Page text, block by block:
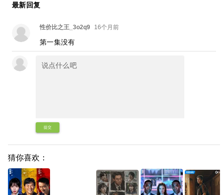
最新回复
性价比之王_3o2q9 16个月前
第一集没有
提交
猜你喜欢：